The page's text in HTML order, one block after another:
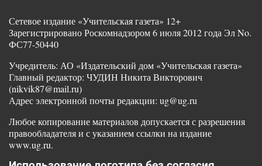
Сетевое издание «Учительская газета» 12+
Зарегистрировано Роскомнадзором 6 июля 2012 года Эл No.
ФС77-50440
Учредитель: АО «Издательский дом «Учительская газета»
Главный редактор: ЧУДИН Никита Викторович
(nikvik87@mail.ru)
Адрес электронной почты редакции: ug@ug.ru
Любое копирование материалов допускается с разрешения
правообладателя и с указанием ссылки на издание
www.ug.ru.